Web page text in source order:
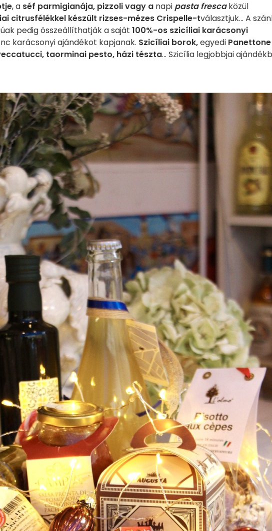
, a séf parmigianája, pizzoli vagy a napi pasta frescaközül
citrusfélékkel készült rizses-mézes Crispelle-tválasztjuk... A
pedig összeállíthatják a saját 100%-os szicíliai karácsonyi
karácsonyi ajándékot kapjanak. Szicíliai borok,egyedi Panettone
taorminai pesto, házi tészta... Szicília legjobbjai